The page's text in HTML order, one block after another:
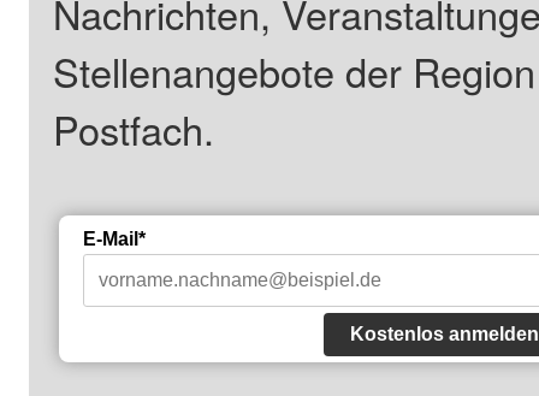
Nachrichten,
Stellenangebote der
Postfach.
E-Mail*
Kostenlos anmelden